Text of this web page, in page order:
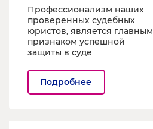
Профессионализм наших
проверенных судебных
юристов, является главным
признаком успешной
защиты в суде
Подробнее